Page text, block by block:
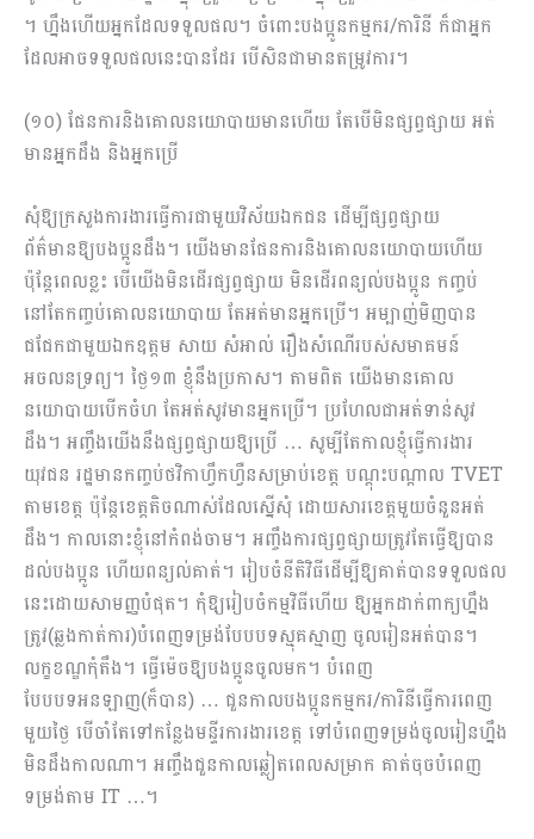
។ ហ្នឹងហើយអ្នកដែលទទួលផល។ ចំពោះបងប្អូនកម្មករ/ការិនី ក៏ជាអ្នក
ដែលអាចទទួលផលនេះបានដែរ បើសិនជាមានតម្រូវការ។
(១០) ផែនការនិងគោលនយោបាយមានហើយ​ តែបើមិនផ្សព្វផ្សាយ អត់
មានអ្នកដឹង និងអ្នកប្រើ
សុំឱ្យក្រសួងការងារធ្វើការជាមួយវិស័យឯកជន ដើម្បីផ្សព្វផ្សាយ
ព័ត៌មានឱ្យបងប្អូនដឹង។ យើងមានផែនការនិងគោលនយោបាយហើយ
ប៉ុន្តែពេលខ្លះ បើយើងមិនដើរផ្សព្វផ្សាយ មិនដើរពន្យល់បងប្អូន កញ្ចប់
នៅតែកញ្ចប់គោលនយោបាយ តែអត់មានអ្នកប្រើ។ អម្បាញ់មិញបាន
ជជែកជាមួយឯកឧត្តម សាយ សំអាល់ រឿងសំណើរបស់សមាគមន៍
អចលនទ្រព្យ។ ថ្ងៃ១៣ ខ្ញុំនឹងប្រកាស។ តាមពិត យើងមានគោល
នយោបាយបើកចំហ តែអត់សូវមានអ្នកប្រើ។​ ប្រហែលជាអត់ទាន់សូវ
ដឹង។ អញ្ចឹងយើងនឹងផ្សព្វផ្សាយឱ្យប្រើ … សូម្បីតែកាលខ្ញុំធ្វើការងារ
យុវជន រដ្ឋមានកញ្ចប់ថវិកាហ្វឹកហ្វឺនសម្រាប់ខេត្ត បណ្តុះបណ្តាល TVET
តាមខេត្ត ប៉ុន្តែខេត្តតិចណាស់ដែលស្នើសុំ ដោយសារខេត្តមួយចំនួនអត់
ដឹង។ កាល​នោះខ្ញុំនៅកំពង់ចាម។ អញ្ចឹងការផ្សព្វផ្សាយត្រូវតែធ្វើឱ្យបាន
ដល់បងប្អូន ហើយពន្យល់គាត់។ រៀបចំនីតិវិធីដើម្បីឱ្យគាត់បានទទួលផល
នេះដោយសាមញ្ញបំផុត​។ កុំឱ្យរៀបចំកម្មវិធីហើយ ឱ្យអ្នកដាក់ពាក្យហ្នឹង
ត្រូវ(ឆ្លងកាត់ការ)បំពេញទម្រង់បែបបទស្មុគស្មាញ ចូលរៀនអត់បាន។
លក្ខខណ្ឌកុំតឹង។ ធ្វើម៉េចឱ្យបងប្អូនចូលមក។ បំពេញ
បែបបទអនឡាញ(ក៏បាន) … ជួនកាលបងប្អូនកម្មករ/ការិនីធ្វើការពេញ
មួយថ្ងៃ បើចាំតែទៅកន្លែងមន្ទីរការងារខេត្ត ទៅបំពេញទម្រង់ចូលរៀនហ្នឹង
មិនដឹងកាលណា។ អញ្ចឹងជួនកាលឆ្លៀតពេលសម្រាក គាត់ចុចបំពេញ
ទម្រង់តាម IT …។